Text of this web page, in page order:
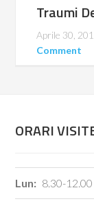
Traumi
Aprile 30,
Comment
ORARI
Lun: 8.30-